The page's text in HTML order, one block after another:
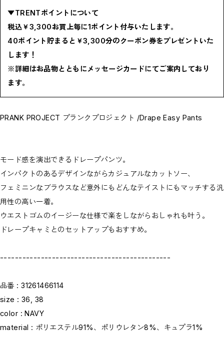
お問い合わせ商品(フォームにてご連絡ください）
PRE-ORDER / 先行予約
private
CLOSE
▼TRENTポイントについて
税込￥3,300お買上毎に1ポイント付与いたします。
40ポイント貯まると￥3,300分のクーポン券をプレゼントいた
します！
※詳細はお品物とともにメッセージカードにてご案内しており
ます。
PRANK PROJECT プランクプロジェクト /Drape Easy Pants
モード感を演出できるドレープパンツ。
インパクトのあるデザインながらカジュアルなカットソー、
フェミニンなブラウスなど意外にもどんなテイストにもマッチする汎
用性の高い一着。
ウエストゴムのイージーな仕様で楽をしながらおしゃれも叶う。
ドレープキャミとのセットアップもおすすめ。
----------------------------------------------
品番 : 31261466114
size : 36, 38
color : NAVY
material : ポリエステル91%、ポリウレタン8%、キュプラ1%